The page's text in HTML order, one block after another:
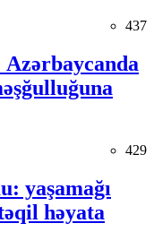
437
429
yaşamağı
həyata